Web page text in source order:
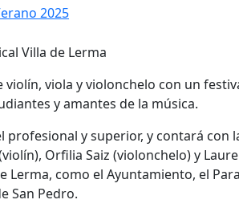
2025
viola y violonchelo con un
y amantes de la música.
profesional y superior, y contará con
Orfilia Saiz (violonchelo) y
como el Ayuntamiento, el
San Pedro.